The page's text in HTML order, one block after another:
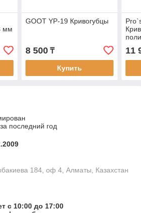
мм
GOOT YP-19 Кривогубцы
8 500₸
Купить
11
последний год
184, оф 4, Алматы, Казахстан
с 10:00 до 17:00